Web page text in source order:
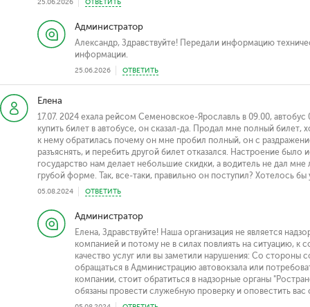
25.06.2026 ОТВЕТИТЬ
Администратор
Александр, Здравствуйте! Передали информацию
информации.
25.06.2026 ОТВЕТИТЬ
Елена
17.07. 2024 ехала рейсом Семеновское-Ярославль в 09.00,
купить билет в автобусе, он сказал-да. Продал мне полный билет,
к нему обратилась почему он мне пробил полный, он с
разъяснять, и перебить другой билет отказался. Настроение
государство нам делает небольшие скидки, а водитель не дал мне
грубой форме. Так, все-таки, правильно он поступил? Хотелось бы
05.08.2024 ОТВЕТИТЬ
Администратор
Елена, Здравствуйте! Наша организация не является
компанией и потому не в силах повлиять на ситуацию, к
качество услуг или вы заметили нарушения: Со стороны
обращаться в Администрацию автовокзала или
компании, стоит обратиться в надзорные органы
обязаны провести служебную проверку и оповестить вас